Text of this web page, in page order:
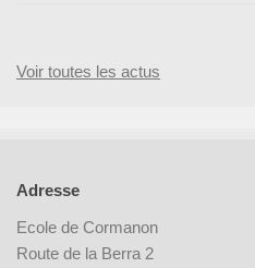
Voir toutes les actus
Adresse
Ecole de Cormanon
Route de la Berra 2